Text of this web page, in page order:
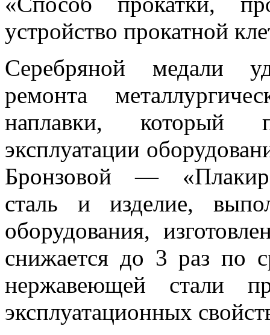
устройство прокатной
Серебряной медали
ремонта
наплавки, который
эксплуатации
Бронзовой —
сталь и изделие,
оборудования,
снижается до 3 раз по
нержавеющей стали
эксплуатационных